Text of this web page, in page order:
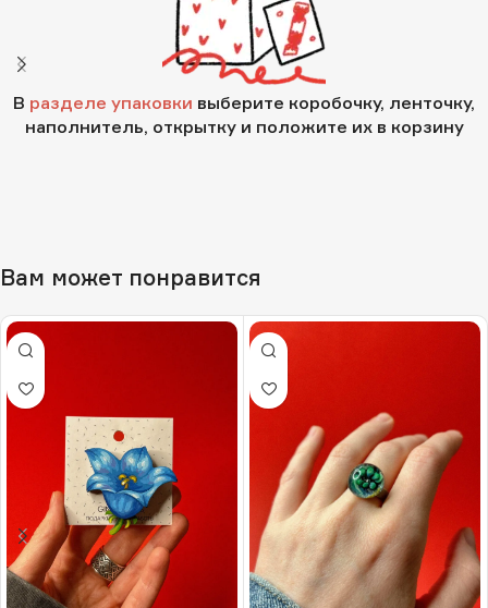
В разделе упаковки выберите коробочку, ленточку,
наполнитель, открытку и положите их в корзину
Вам может понравится